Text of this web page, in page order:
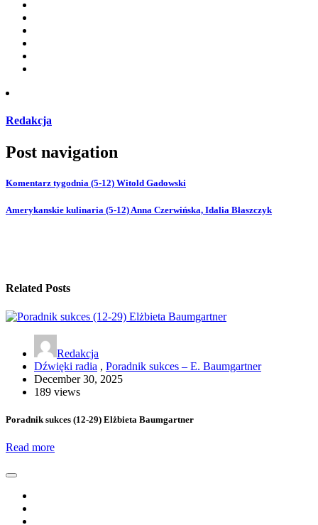
Redakcja
Post navigation
Komentarz tygodnia (5-12) Witold Gadowski
Amerykanskie kulinaria (5-12) Anna Czerwińska, Idalia Błaszczyk
Related Posts
Redakcja
Dźwięki radia , Poradnik sukces – E. Baumgartner
December 30, 2025
189 views
Poradnik sukces (12-29) Elżbieta Baumgartner
Read more